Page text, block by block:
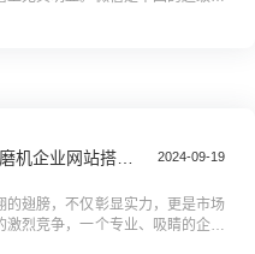
2024-09-19
翅膀，不仅彰显实力，更是市场
烈竞争，一个专业、吸睛的企业